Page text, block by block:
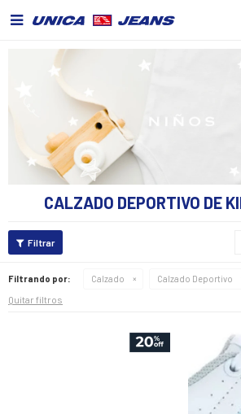

CALZADO DEPORTIVO DE
Filtrando por: Calzado Calzado Deportivo
Quitar filtros